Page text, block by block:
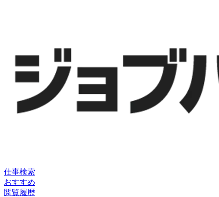
仕事検索
おすすめ
閲覧履歴